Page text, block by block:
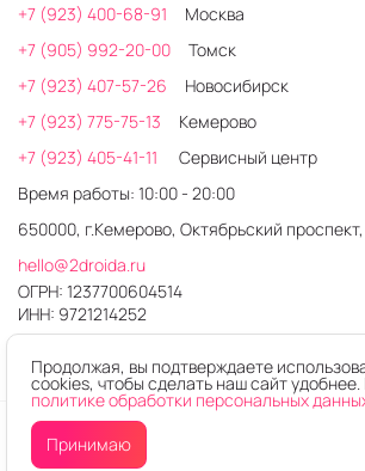
+7 (923) 400-68-91
Москва
+7 (905) 992-20-00
Томск
+7 (923) 407-57-26
Новосибирск
+7 (923) 775-75-13
Кемерово
+7 (923) 405-41-11
Сервисный центр
Время работы: 10:00 - 20:00
650000, г.Кемерово, Октябрьский
hello@2droida.ru
ОГРН: 1237700604514
ИНН: 9721214252
© 2026. Любое использование контента без
разрешения запрещено
Продолжая, вы подтверждаете
cookies, чтобы сделать наш сайт
политике обработки персональных
Принимаю